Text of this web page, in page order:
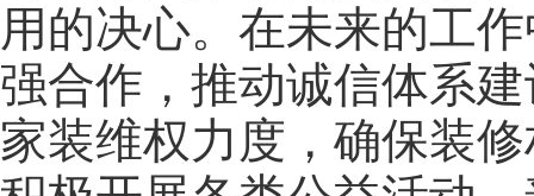
用的决心。在未来的工
强合作，推动诚信体系
家装维权力度，确保装